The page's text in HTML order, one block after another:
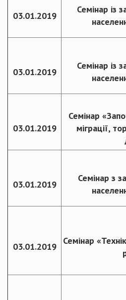
03.01.2019
Семінар із
03.01.2019
Семінар із
03.01.2019
Семінар
міграції,
03.01.2019
Семінар з
03.01.2019
Семінар